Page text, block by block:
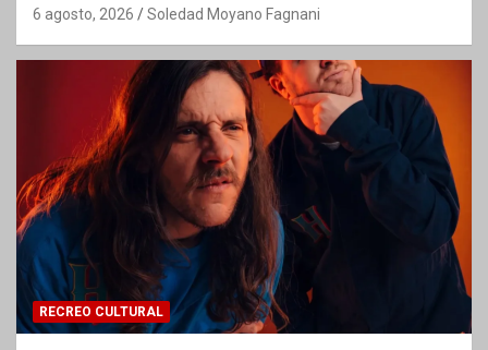
6 agosto, 2026 Soledad Moyano Fagnani
RECREO CULTURAL